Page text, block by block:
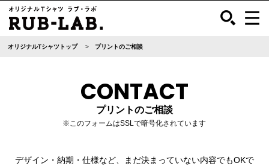
オリジナルTシャツトップ プリントのご相談
CONTACT
プリントのご相談
※このフォームはSSLで暗号化されています
デザイン・納期・仕様など、まだ決まっていない内容でもOKで